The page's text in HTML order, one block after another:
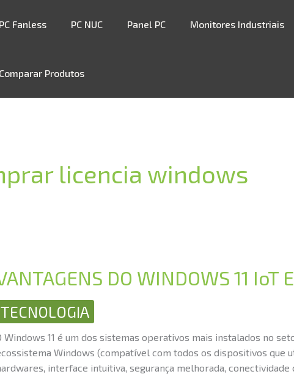
PC Fanless PC NUC Panel PC Monitores Industriais
Comparar Produtos
licencia windows
DO WINDOWS 11 IoT
TECNOLOGIA
Windows 11 é um dos sistemas operativos mais instalados no
Windows (compatível com todos os dispositivos
interface intuitiva, segurança melhorada,
DO